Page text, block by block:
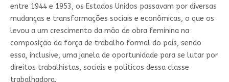
entre 1944 e 1953, os Estados Unidos passavam por diversas
mudanças e transformações sociais e econômicas, o que os
levou a um crescimento da mão de obra feminina na
composição da força de trabalho formal do país, sendo
essa, inclusive, uma janela de oportunidade para se lutar por
direitos trabalhistas, sociais e políticos dessa classe
trabalhadora.